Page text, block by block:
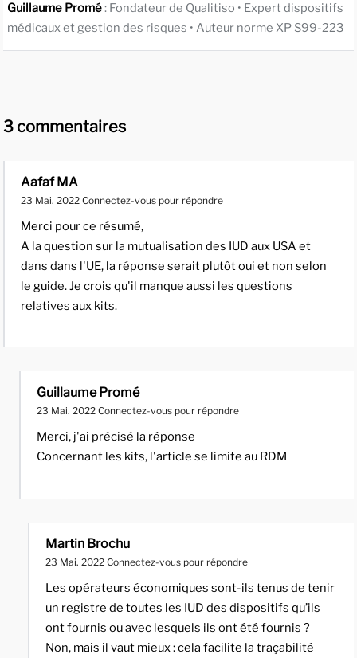
Guillaume Promé: Fondateur de Qualitiso • Expert dispositifs
médicaux et gestion des risques • Auteur norme XP S99-223
3 commentaires
Aafaf MA
23 Mai. 2022 Connectez-vous pour répondre
Merci pour ce résumé,
A la question sur la mutualisation des IUD aux USA et
dans dans l'UE, la réponse serait plutôt oui et non selon
le guide. Je crois qu'il manque aussi les questions
relatives aux kits.
Guillaume Promé
23 Mai. 2022 Connectez-vous pour répondre
Merci, j'ai précisé la réponse
Concernant les kits, l'article se limite au RDM
Martin Brochu
23 Mai. 2022 Connectez-vous pour répondre
Les opérateurs économiques sont-ils tenus de tenir
un registre de toutes les IUD des dispositifs qu’ils
ont fournis ou avec lesquels ils ont été fournis ?
Non, mais il vaut mieux : cela facilite la traçabilité